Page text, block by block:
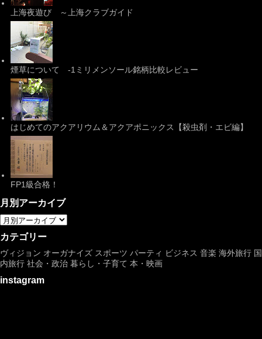
上海夜遊び ～上海クラブガイド
煙草について -1ミリメンソール銘柄比較レビュー
はじめてのアクアリウム＆アクアポニックス【殺虫剤・エビ編】
FP1級合格！
月別アーカイブ
カテゴリー
ヴィジョン オーガナイズ スポーツ パーティ ビジネス 音楽 海外旅行 国
内旅行 社会・政治 暮らし・子育て 本・映画
instagram